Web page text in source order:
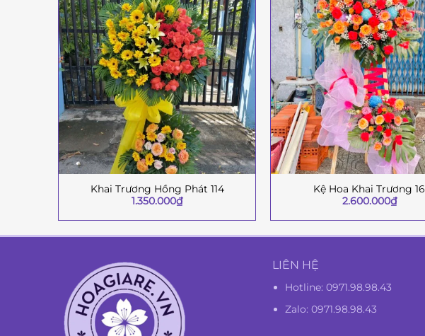
Khai Trương Hồng Phát 114
1.350.000₫
Kệ Hoa Khai Trương 16
2.600.000₫
LIÊN HỆ
Hotline:0971.98.98.43
Zalo: 0971.98.98.43